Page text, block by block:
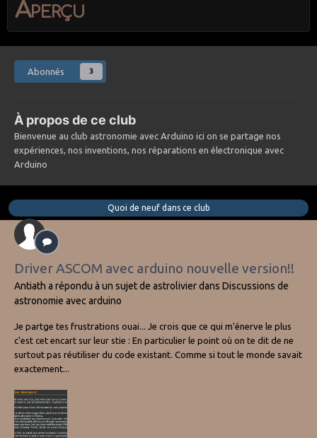
Aperçu
Abonnés 3
À propos de ce club
Bienvenue au club astronomie avec Arduino ici on se partage nos
expériences, nos inventions, nos réparations en électronique avec
Arduino
Quoi de neuf dans ce club
Driver ASCOM avec arduino nouvelle version!!
Antiath a répondu à un sujet de astrolivierdans Discussions de
astronomie avec arduino
Je partge tes frustrations ouai... Je crois que ce qui m'énerve le plus
c'est cet encart sur leur stie : En particulier le point où on te dit de ne
surtout pas réutiliser du code existant. Comme si tout le monde savait
exactement...